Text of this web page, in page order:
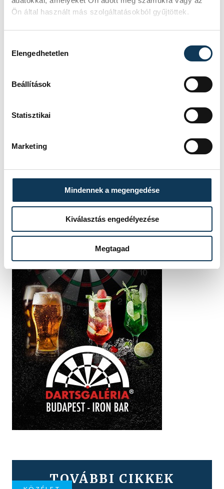
Ön által használt más szolgáltatásokból gyűjtöttek.
Elengedhetetlen
Beállítások
Statisztikai
Marketing
Mindennek a megengedése
Kiválasztás engedélyezése
Megtagad
TOVÁBBI CIKKEK